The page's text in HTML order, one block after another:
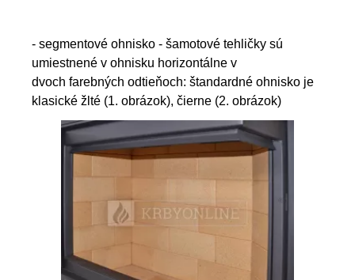
- segmentové ohnisko - šamotové tehličky sú
umiestnené v ohnisku horizontálne v
dvoch farebných odtieňoch: štandardné ohnisko je
klasické žlté (1. obrázok), čierne (2. obrázok)